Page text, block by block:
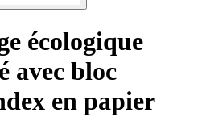
écologique
avec bloc
en papier